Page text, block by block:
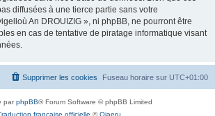
diffusées à une tierce partie sans votre
An DROUIZIG », ni phpBB, ne pourront être
en cas de tentative de piratage informatique visant
Fuseau horaire sur UTC+01:00
Supprimer les cookies
parphpBB® Forum Software © phpBB Limited
française officielle ©Qiaeru